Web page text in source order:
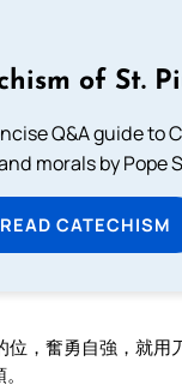
of St.
Q&A guide to
morals by Pope
READ CATECHISM
位，奮勇自強，就用